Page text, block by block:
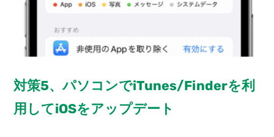
対策5、パソコンでiTunes/Finderを利
用してiOSをアップデート